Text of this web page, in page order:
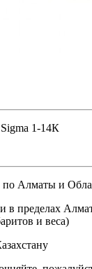
1-14К
по Алматы и
в пределах
и веса)